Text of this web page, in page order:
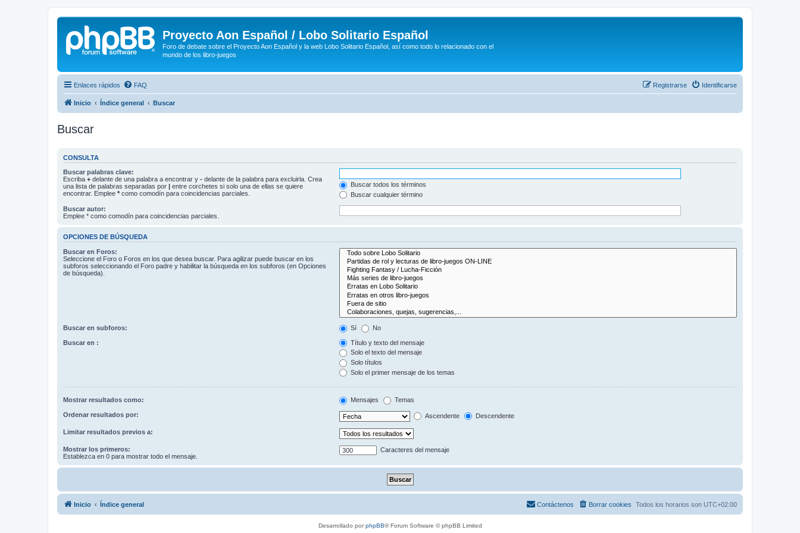
Proyecto Aon Español / Lobo Solitario Español
Foro de debate sobre el Proyecto Aon Español y la web Lobo Solitario Español, así como todo lo relacionado con el
mundo de los libro-juegos
Enlaces rápidos FAQ Identificarse
Registrarse
Inicio Índice general Buscar
Buscar
CONSULTA
Buscar palabras clave:
Escriba + delante de una palabra a encontrar y - delante de la palabra para excluirla. Crea
una lista de palabras separadas por | entre corchetes si solo una de ellas se quiere
encontrar. Emplee * como comodín para coincidencias parciales.
Buscar todos los términos
Buscar cualquier término
Buscar autor:
Emplee * como comodín para coincidencias parciales.
OPCIONES DE BÚSQUEDA
Buscar en Foros:
Seleccione el Foro o Foros en los que desea buscar. Para agilizar puede buscar en los
subforos seleccionando el Foro padre y habilitar la búsqueda en los subforos (en Opciones
de búsqueda).
Buscar en subforos: Sí No
Buscar en :
Título y texto del mensaje
Solo el texto del mensaje
Solo títulos
Solo el primer mensaje de los temas
Mostrar resultados como: Mensajes Temas
Ordenar resultados por: Ascendente Descendente
Limitar resultados previos a:
Mostrar los primeros:
Establezca en 0 para mostrar todo el mensaje.
Caracteres del mensaje
Inicio Índice general Todos los horarios son UTC+02:00
Borrar cookies
Contáctenos
Desarrollado porphpBB® Forum Software © phpBB Limited